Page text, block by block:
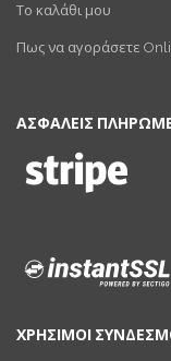
Το καλάθι μου
Πως να αγοράσετε
ΑΣΦΑΛΕΙΣ
ΧΡΗΣΙΜΟΙ